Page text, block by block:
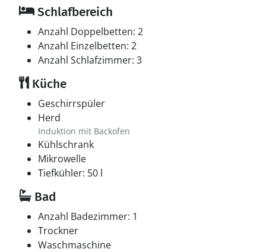
Schlafbereich
Anzahl Doppelbetten: 2
Anzahl Einzelbetten: 2
Anzahl Schlafzimmer: 3
Küche
Geschirrspüler
Herd
Induktion mit Backofen
Kühlschrank
Mikrowelle
Tiefkühler: 50 l
Bad
Anzahl Badezimmer: 1
Trockner
Waschmaschine